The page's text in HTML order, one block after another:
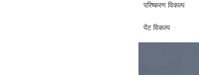
परिष्करण विकल्प
पेंट विकल्प